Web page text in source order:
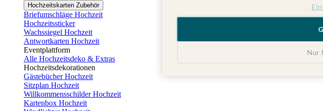
Hochzeitskarten Zubehör
Briefumschläge Hochzeit
Hochzeitssticker
Wachssiegel Hochzeit
Antwortkarten Hochzeit
Eventplattform
Alle Hochzeitsdeko & Extras
Hochzeitsdekorationen
Gästebücher Hochzeit
Sitzplan Hochzeit
Willkommensschilder Hochzeit
Kartenbox Hochzeit
Nur